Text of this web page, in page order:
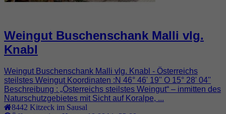
Weingut Buschenschank Malli vlg.
Knabl
Weingut Buschenschank Malli vlg. Knabl - Österreichs
steilstes Weingut Koordinaten :N 46° 46' 19'' O 15° 28' 04''
Beschreibung : „Österreichs steilstes Weingut“ – inmitten des
Naturschutzgebietes mit Sicht auf Koralpe, ...
8442 Kitzeck im Sausal